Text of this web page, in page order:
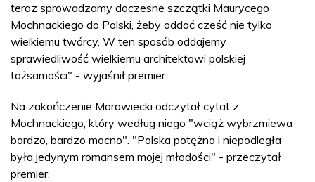
teraz sprowadzamy doczesne szczątki Maurycego
Mochnackiego do Polski, żeby oddać cześć nie tylko
wielkiemu twórcy. W ten sposób oddajemy
sprawiedliwość wielkiemu architektowi polskiej
tożsamości" - wyjaśnił premier.
Na zakończenie Morawiecki odczytał cytat z
Mochnackiego, który według niego "wciąż wybrzmiewa
bardzo, bardzo mocno". "Polska potężna i niepodległa
była jedynym romansem mojej młodości" - przeczytał
premier.